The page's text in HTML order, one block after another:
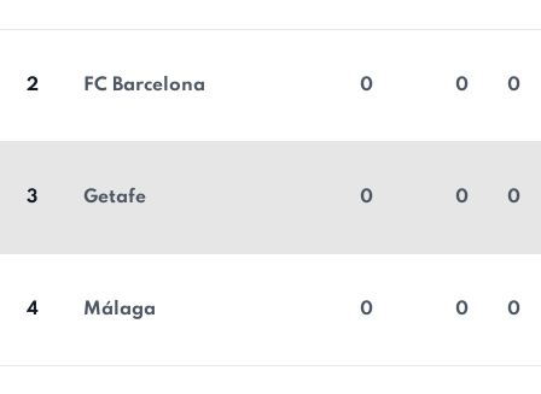
2 FC Barcelona 0 0 0
3 Getafe 0 0 0
4 Málaga 0 0 0